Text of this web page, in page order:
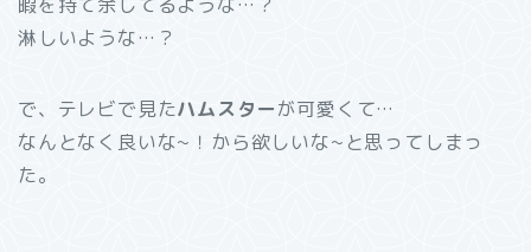
淋しいような…？
で、テレビで見たハムスターが可愛くて…
なんとなく良いな~！から欲しいな~と思ってしまっ
た。